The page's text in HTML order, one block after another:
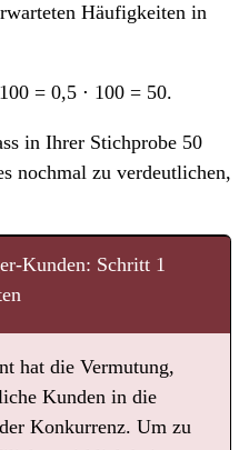
Häufigkeiten in
= 0,5 ⋅ 100 = 50.
in Ihrer Stichprobe 50
nochmal zu verdeutlichen,
Kunden: Schritt 1
hat die Vermutung,
Kunden in die
Konkurrenz. Um zu